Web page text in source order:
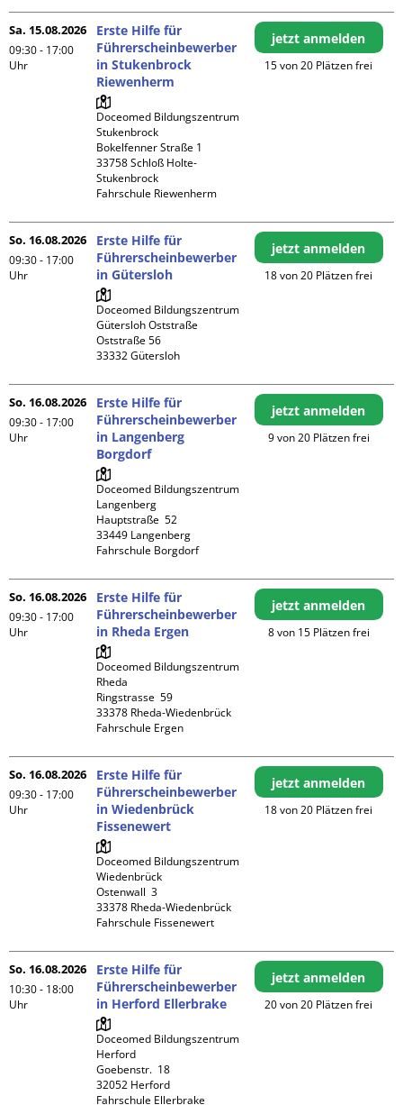
Sa. 15.08.2026
09:30 - 17:00
Uhr
Erste Hilfe für
Führerscheinbewerber
in Stukenbrock
Riewenherm
Doceomed Bildungszentrum
Stukenbrock
Bokelfenner Straße 1
33758 Schloß Holte-
Stukenbrock
Fahrschule Riewenherm
jetzt anmelden
15 von 20 Plätzen frei
So. 16.08.2026
09:30 - 17:00
Uhr
Erste Hilfe für
Führerscheinbewerber
in Gütersloh
Doceomed Bildungszentrum
Gütersloh Oststraße
Oststraße 56
jetzt anmelden
18 von 20 Plätzen frei
So. 16.08.2026
09:30 - 17:00
Uhr
Erste Hilfe für
Führerscheinbewerber
in Langenberg
Borgdorf
Doceomed Bildungszentrum
Langenberg
Hauptstraße  52
33449 Langenberg
Fahrschule Borgdorf
jetzt anmelden
9 von 20 Plätzen frei
So. 16.08.2026
09:30 - 17:00
Uhr
Erste Hilfe für
Führerscheinbewerber
in Rheda Ergen
Doceomed Bildungszentrum
Rheda
Ringstrasse  59
33378 Rheda-Wiedenbrück
Fahrschule Ergen
jetzt anmelden
8 von 15 Plätzen frei
So. 16.08.2026
09:30 - 17:00
Uhr
Erste Hilfe für
Führerscheinbewerber
in Wiedenbrück
Fissenewert
Doceomed Bildungszentrum
Wiedenbrück
Ostenwall  3
33378 Rheda-Wiedenbrück
Fahrschule Fissenewert
jetzt anmelden
18 von 20 Plätzen frei
So. 16.08.2026
10:30 - 18:00
Uhr
Erste Hilfe für
Führerscheinbewerber
in Herford Ellerbrake
Doceomed Bildungszentrum
Herford
Goebenstr.  18
32052 Herford
Fahrschule Ellerbrake
jetzt anmelden
20 von 20 Plätzen frei